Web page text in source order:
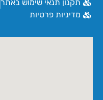
תקנון תנאי שימוש באתר
מדיניות פרטיות